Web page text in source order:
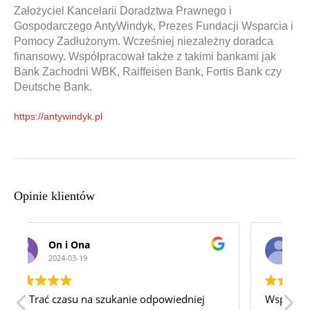
Założyciel Kancelarii Doradztwa Prawnego i
Gospodarczego AntyWindyk, Prezes Fundacji Wsparcia i
Pomocy Zadłużonym. Wcześniej niezależny doradca
finansowy. Współpracował także z takimi bankami jak
Bank Zachodni WBK, Raiffeisen Bank, Fortis Bank czy
Deutsche Bank.
https://antywindyk.pl
Opinie klientów
Katarzyna sielska
2024-03-06
Wspaniałą Kancelaria! Najlepsza z jaką